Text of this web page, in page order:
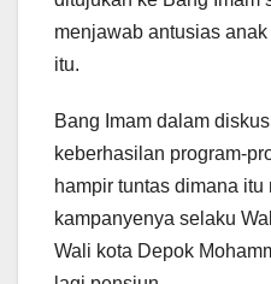
menjawab antusias
itu.
Bang Imam dalam
keberhasilan program-
hampir tuntas dimana
kampanyenya selaku
Wali kota Depok